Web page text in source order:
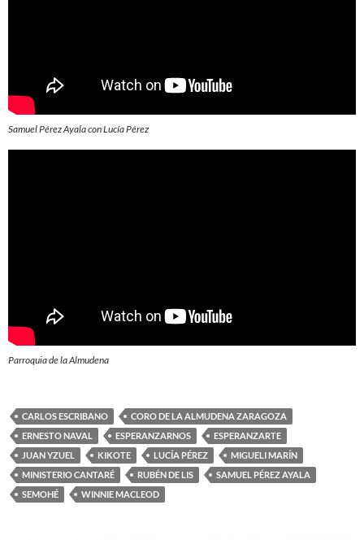
Samuel Pérez Ayala con Lucía Pérez
Parroquia de la Almudena
CARLOS ESCRIBANO
CORO DE LA ALMUDENA ZARAGOZA
ERNESTO NAVAL
ESPERANZARNOS
ESPERANZARTE
JUAN YZUEL
KIKOTE LUCÍA PÉREZ
MIGUELI MARÍN
MINISTERIO CANTARÉ
RUBÉN DE LIS
SAMUEL PÉREZ AYALA
SEMOHÉ
WINNIE MACLEOD